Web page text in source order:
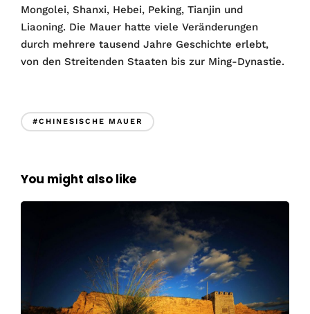
Mongolei, Shanxi, Hebei, Peking, Tianjin und
Liaoning. Die Mauer hatte viele Veränderungen
durch mehrere tausend Jahre Geschichte erlebt,
von den Streitenden Staaten bis zur Ming-Dynastie.
#CHINESISCHE MAUER
You might also like